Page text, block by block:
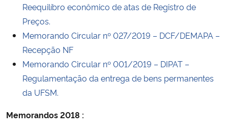
Reequilíbro econômico de atas de Registro de
Preços.
Memorando Circular nº 027/2019 – DCF/DEMAPA –
Recepção NF
Memorando Circular nº 001/2019 – DIPAT –
Regulamentação da entrega de bens permanentes
da UFSM.
Memorandos 2018 :